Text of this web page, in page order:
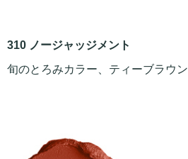
310 ノージャッジメント
旬のとろみカラー、ティーブラウン